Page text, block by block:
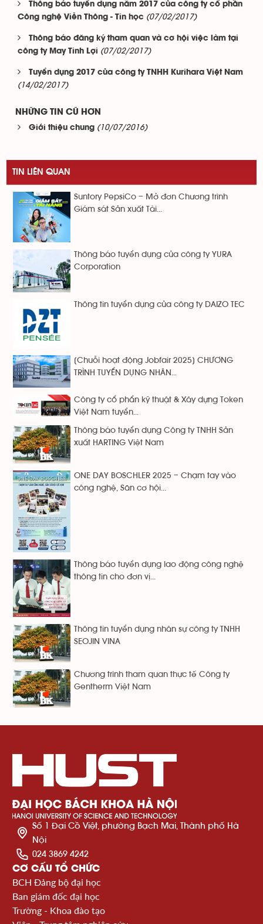
Thông báo tuyển dụng năm 2017 của công ty cổ phần
Công nghệ Viễn Thông - Tin học (07/02/2017)
Thông báo đăng ký tham quan và cơ hội việc làm tại
công ty May Tinh Lợi (07/02/2017)
Tuyển dụng 2017 của công ty TNHH Kurihara Việt Nam
(14/02/2017)
NHỮNG TIN CŨ HƠN
Giới thiệu chung (10/07/2016)
TIN LIÊN QUAN
Suntory PepsiCo – Mở đơn Chương trình
Giám sát Sản xuất Tài...
Thông báo tuyển dụng của công ty YURA
Corporation
Thông tin tuyển dụng của công ty DAIZO TEC
[Chuỗi hoạt động Jobfair 2025] CHƯƠNG
TRÌNH TUYỂN DỤNG NHÂN...
Công ty cổ phẩn kỹ thuật & Xây dựng Token
Việt Nam tuyển...
Thông báo tuyển dụng Công ty TNHH Sản
xuất HARTING Việt Nam
ONE DAY BOSCHLER 2025 – Chạm tay vào
công nghệ, Săn cơ hội...
Thông báo tuyển dụng lao động công nghệ
thông tin cho đơn vị...
Thông tin tuyển dụng nhân sự công ty TNHH
SEOJIN VINA
Chương trình tham quan thực tế Công ty
Gentherm Việt Nam
Số 1 Đại Cồ Việt, phường Bạch Mai, Thành phố Hà
Nội
024 3869 4242
CƠ CẤU TỔ CHỨC
BCH Đảng bộ đại học
Ban giám đốc đại học
Trường - Khoa đào tạo